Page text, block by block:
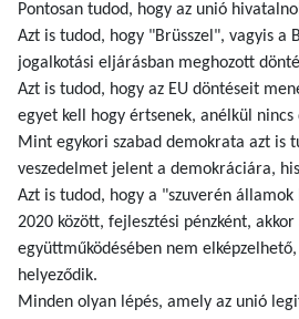
Pontosan tudod, hogy az unió
Azt is tudod, hogy "Brüsszel", vagyis
jogalkotási eljárásban meghozott
Azt is tudod, hogy az EU döntéseit
egyet kell hogy értsenek, anélkül nincs
Mint egykori szabad demokrata azt is
veszedelmet jelent a demokráciára,
Azt is tudod, hogy a "szuverén
2020 között, fejlesztési pénzként,
együttműködésében nem
helyeződik.
Minden olyan lépés, amely az unió